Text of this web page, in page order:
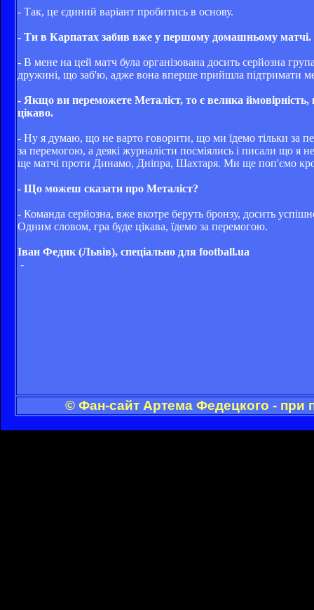
- Так, це єдиний варіант пробитись в основу.
- Ти в Карпатах забив вже у першому домашньому
- В мене на цей матч була організована досить серйозна
дружині, що заб'ю, адже вона вперше прийшла підтримати
- Якщо ви переможете Металіст, то є велика
цікаво.
- Ну я думаю, що не варто говорити, що ми їдемо тільки за
за перемогою, а деякі журналісти посміялись і писали що я
ще матчі проти Динамо, Дніпра, Шахтаря. Ми ще поп'ємо
- Що можеш сказати про Металіст?
- Команда серйозна, вже вкотре беруть бронзу, досить
Одним словом, гра буде цікава, їдемо за перемогою.
Іван Федик (Львів), спеціально для football.ua
-
© Фан-сайт Артема Федецкого - при